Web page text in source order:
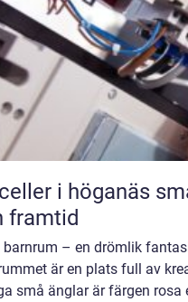
höganäs smart energi för kustklimat
framtid
barnrum – en drömlik
är en plats full av
små änglar är färgen